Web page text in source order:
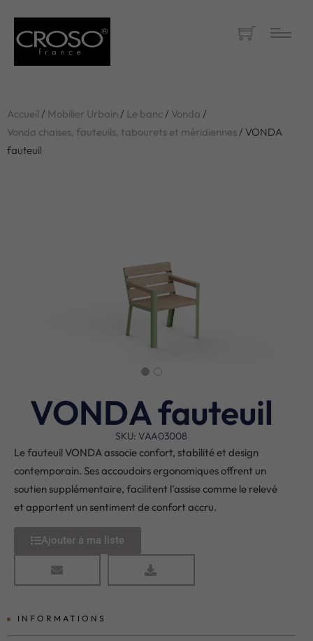
Accueil / Mobilier Urbain / Le banc / Vonda /
Vonda chaises, fauteuils, tabourets et méridiennes/ VONDA
fauteuil
VONDA fauteuil
SKU: VAA03008
Le fauteuil VONDA associe confort, stabilité et design
contemporain. Ses accoudoirs ergonomiques offrent un
soutien supplémentaire, facilitent l’assise comme le relevé
et apportent un sentiment de confort accru.
Ajouter à ma liste
INFORMATIONS